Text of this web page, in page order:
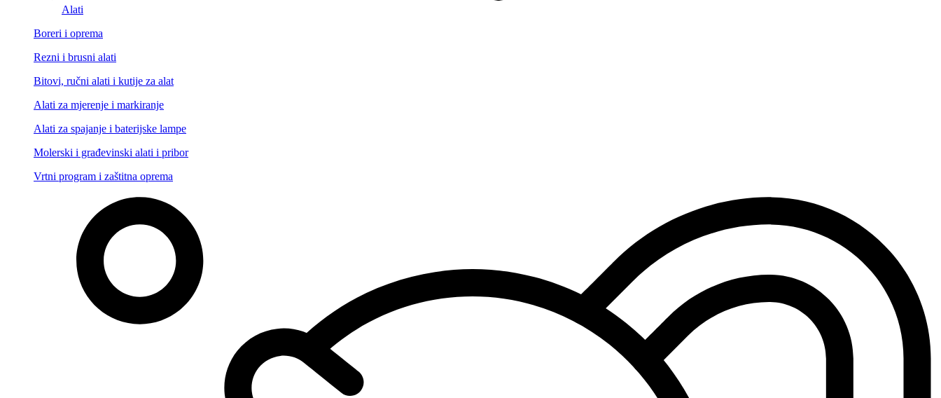
Alati
Boreri i oprema
Rezni i brusni alati
Bitovi, ručni alati i kutije za alat
Alati za mjerenje i markiranje
Alati za spajanje i baterijske lampe
Molerski i građevinski alati i pribor
Vrtni program i zaštitna oprema